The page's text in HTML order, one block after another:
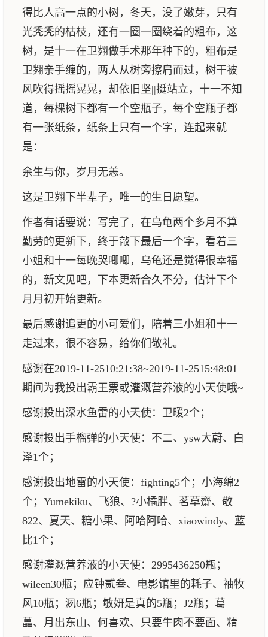
得比人高一点的小树，冬天，没了嫩芽，只有
光秃秃的枯枝，还有一圈一圈绕着的粗布，这
树，是十一在卫翙做手术那年种下的，粗布是
卫翙亲手缠的，两人从树旁擦肩而过，树干被
风吹得摇摇晃晃，却依旧坚||挺站立，十一不知
道，每棵树下都有一个空瓶子，每个空瓶子都
有一张纸条，纸条上只有一个字，连起来就
是：
余生与你，岁月无恙。
这是卫翙下半辈子，唯一的生日愿望。
作者有话要说：写完了，在乌龟两个多月不算
勤劳的更新下，终于敲下最后一个字，看着三
小姐和十一每晚哭唧唧，乌龟还是觉得很幸福
的，新文见吧，下本更新合久不分，估计下个
月月初开始更新。
最后感谢追更的小可爱们，陪着三小姐和十一
走过来，很不容易，给你们敬礼。
感谢在2019-11-2510:21:38~2019-11-2515:48:01
期间为我投出霸王票或灌溉营养液的小天使哦~
感谢投出深水鱼雷的小天使：卫暖2个；
感谢投出手榴弹的小天使：不二、ysw大蔚、白
泽1个；
感谢投出地雷的小天使：fighting5个；小海绵2
个；Yumekiku、飞狼、?小橘胖、茗草齋、敬
822、夏天、糖小果、阿哈阿哈、xiaowindy、蓝
比1个；
感谢灌溉营养液的小天使：2995436250瓶；
wileen30瓶；应钟贰叁、电影馆里的耗子、袖牧
风10瓶；洬6瓶；敏妍是真的5瓶；J2瓶；葛
藟、月出东山、何喜欢、只要牛肉不要面、精